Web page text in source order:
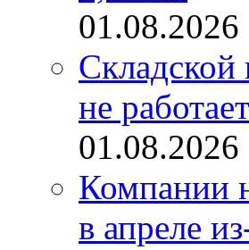
Складской
не работает
Компании
в апреле